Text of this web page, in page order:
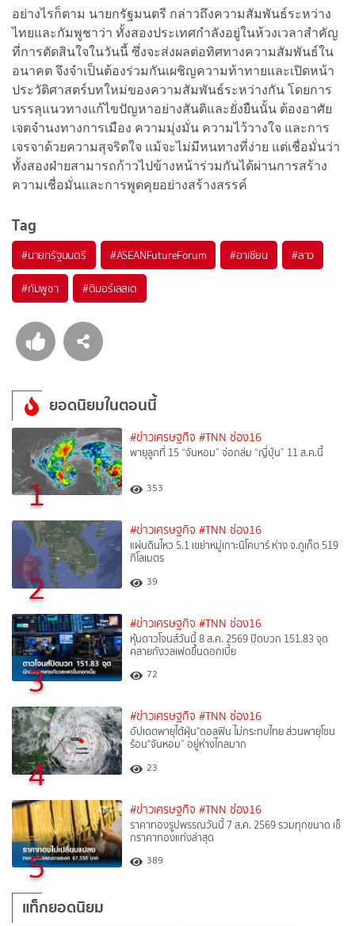
อย่างไรก็ตาม นายกรัฐมนตรี กล่าวถึงความสัมพันธ์ระหว่าง
ไทยและกัมพูชาว่า ทั้งสองประเทศกำลังอยู่ในห้วงเวลาสำคัญ
ที่การตัดสินใจในวันนี้ ซึ่งจะส่งผลต่อทิศทางความสัมพันธ์ใน
อนาคต จึงจำเป็นต้องร่วมกันเผชิญความท้าทายและเปิดหน้า
ประวัติศาสตร์บทใหม่ของความสัมพันธ์ระหว่างกัน โดยการ
บรรลุแนวทางแก้ไขปัญหาอย่างสันติและยั่งยืนนั้น ต้องอาศัย
เจตจำนงทางการเมือง ความมุ่งมั่น ความไว้วางใจ และการ
เจรจาด้วยความสุจริตใจ แม้จะไม่มีหนทางที่ง่าย แต่เชื่อมั่นว่า
ทั้งสองฝ่ายสามารถก้าวไปข้างหน้าร่วมกันได้ผ่านการสร้าง
ความเชื่อมั่นและการพูดคุยอย่างสร้างสรรค์
Tag
#นายกรัฐมนตรี #ASEANFutureForum #อาเซียน #ลาว
#กัมพูชา #ติมอร์เลสเต
ยอดนิยมในตอนนี้
1
#ข่าวเศรษฐกิจ #TNN ช่อง16
พายุลูกที่ 15 “จันหอม” จ่อถล่ม “ญี่ปุ่น” 11 ส.ค.นี้
353
2
#ข่าวเศรษฐกิจ #TNN ช่อง16
แผ่นดินไหว 5.1 เขย่าหมู่เกาะนิโคบาร์ ห่าง จ.ภูเก็ต 519
กิโลเมตร
39
3
#ข่าวเศรษฐกิจ #TNN ช่อง16
หุ้นดาวโจนส์วันนี้ 8 ส.ค. 2569 ปิดบวก 151.83 จุด
คลายกังวลเฟดขึ้นดอกเบี้ย
72
4
#ข่าวเศรษฐกิจ #TNN ช่อง16
อัปเดตพายุไต้ฝุ่น"ดอลฟิน ไม่กระทบไทย ส่วนพายุโซน
ร้อน"จันหอม” อยู่ห่างไกลมาก
23
5
#ข่าวเศรษฐกิจ #TNN ช่อง16
ราคาทองรูปพรรณวันนี้ 7 ส.ค. 2569 รวมทุกขนาด เช็
กราคาทองแท่งล่าสุด
389
แท็กยอดนิยม